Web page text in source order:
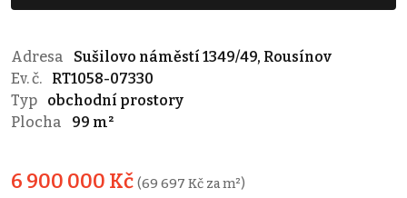
Adresa
Sušilovo náměstí 1349/49, Rousínov
Ev. č.
RT1058-07330
Typ
obchodní prostory
Plocha
99 m²
6 900 000 Kč (69 697 Kč za m²)